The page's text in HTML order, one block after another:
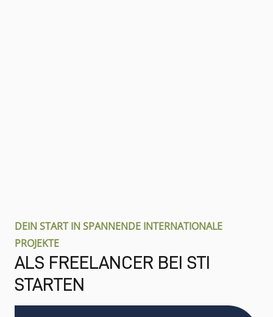
DEIN START IN SPANNENDE INTERNATIONALE
PROJEKTE
ALS FREELANCER BEI STI
STARTEN